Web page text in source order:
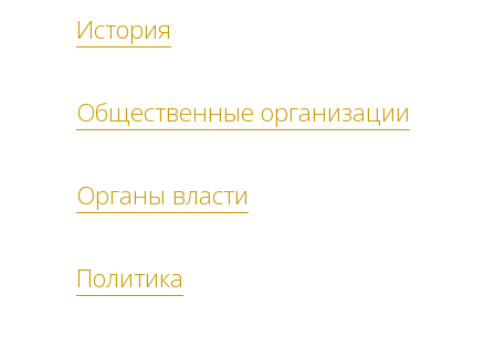
История
Общественные организации
Органы власти
Политика